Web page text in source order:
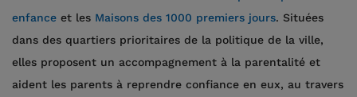
enfance et les Maisons des 1000 premiers jours. Situées
dans des quartiers prioritaires de la politique de la ville,
elles proposent un accompagnement à la parentalité et
aident les parents à reprendre confiance en eux, au travers